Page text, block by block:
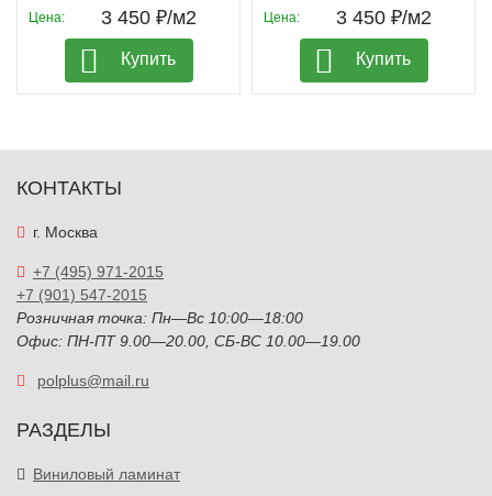
Цена: 3 450 ₽/м2
Купить
Цена: 3 450 ₽/м2
Купить
КОНТАКТЫ
г. Москва
+7 (495) 971-2015
+7 (901) 547-2015
Розничная точка: Пн—Вс 10:00—18:00
Офис: ПН-ПТ 9.00—20.00, СБ-ВС 10.00—19.00
polplus@mail.ru
РАЗДЕЛЫ
Виниловый ламинат